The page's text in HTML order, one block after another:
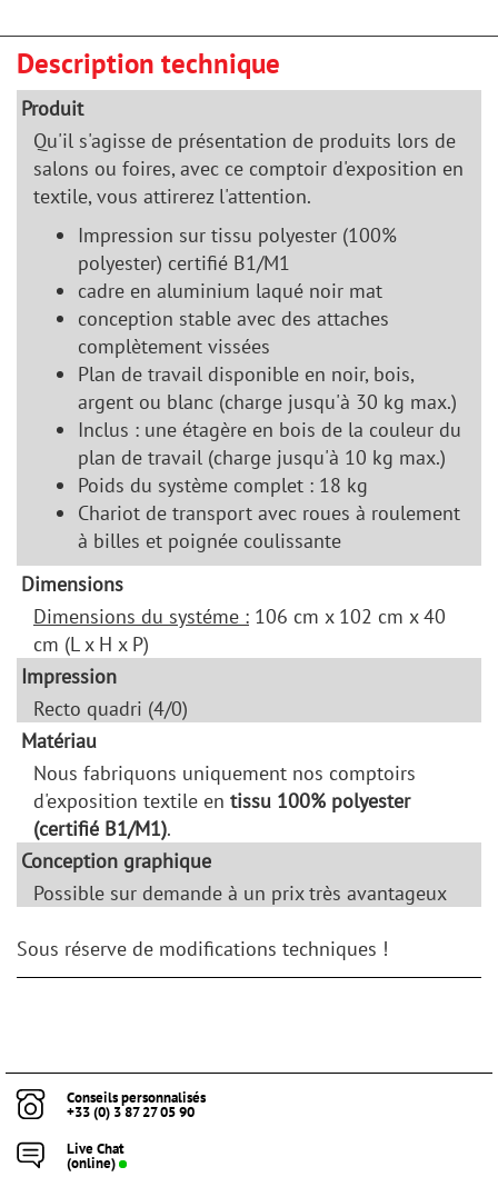
Description technique
Produit
Qu'il s'agisse de présentation de produits lors de
salons ou foires, avec ce comptoir d'exposition en
textile, vous attirerez l'attention.
Impression sur tissu polyester (100%
polyester) certifié B1/M1
cadre en aluminium laqué noir mat
conception stable avec des attaches
complètement vissées
Plan de travail disponible en noir, bois,
argent ou blanc (charge jusqu'à 30 kg max.)
Inclus : une étagère en bois de la couleur du
plan de travail (charge jusqu'à 10 kg max.)
Poids du système complet : 18 kg
Chariot de transport avec roues à roulement
à billes et poignée coulissante
Dimensions
Dimensions du systéme : 106 cm x 102 cm x 40
cm (L x H x P)
Impression
Recto quadri (4/0)
Matériau
Nous fabriquons uniquement nos comptoirs
d'exposition textile en tissu 100% polyester
(certifié B1/M1).
Conception graphique
Possible sur demande à un prix très avantageux
Sous réserve de modifications techniques !
Conseils personnalisés
+33 (0) 3 87 27 05 90
Live Chat
(online)